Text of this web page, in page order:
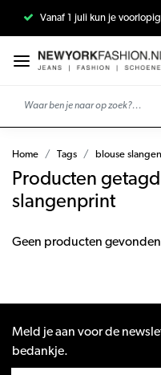
Vanaf 1 juli kun je
Home Tags blouse
Producten
slangenprint
Geen producten
Meld je aan voor de
bedankje.